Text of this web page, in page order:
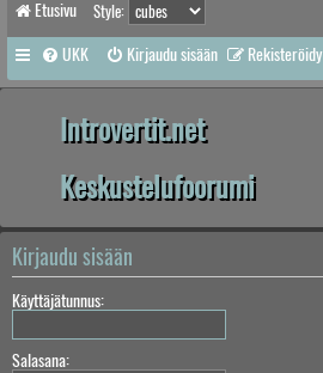
Etusivu Style:
UKK Kirjaudu sisään Rekisteröidy
Introvertit.net
Keskustelufoorumi
Kirjaudu sisään
Käyttäjätunnus:
Salasana: